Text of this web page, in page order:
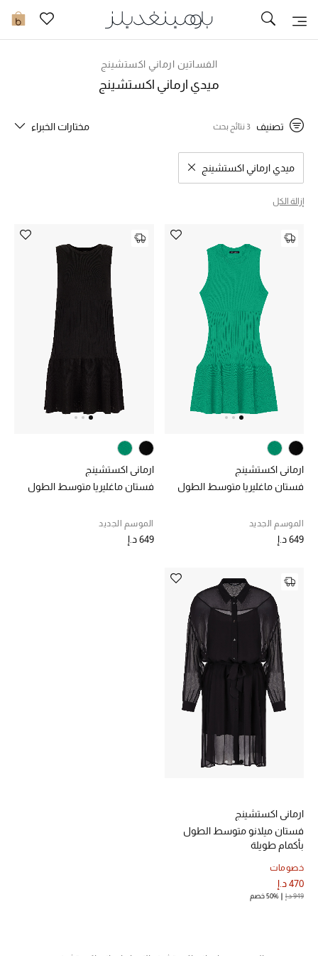
0 تخفيضات
مزيد من التخفيضات
النساء
الرجال
الجمال
مستلزمات المنزل
خصم حتى 70%
تسوقوا الآن
ما وصلنا حديثاً
النساء
الحقائب النسائية
أحذية النسائية
الرجال
الجمال
الأطفال
مستلزمات المنزل
جديد لدينا
الفساتين ارماني اكستشينج
ميدي ارماني اكستشينج
تصنيف 3 نتائج بحث مختارات الخبراء
ميدي ارماني اكستشينج
مسح نتائج البحث النوع المحدد
إزالة الكل
ارماني اكستشينج
فستان ماغليريا متوسط الطول
الموسم الجديد
649 د.إ
ارماني اكستشينج
فستان ماغليريا متوسط الطول
الموسم الجديد
649 د.إ
ارماني اكستشينج
فستان ميلانو متوسط الطول
بأكمام طويلة
خصومات
470 د.إ
949 د.إ 50% خصم